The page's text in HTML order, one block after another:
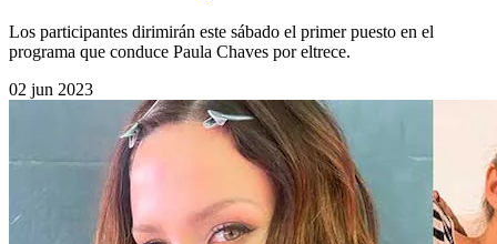
Los participantes dirimirán este sábado el primer puesto en el
programa que conduce Paula Chaves por eltrece.
02 jun 2023